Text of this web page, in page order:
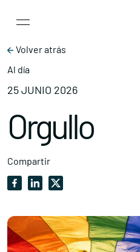
Main
Volver atrás
Al día
25 JUNIO 2026
Orgullo
Compartir